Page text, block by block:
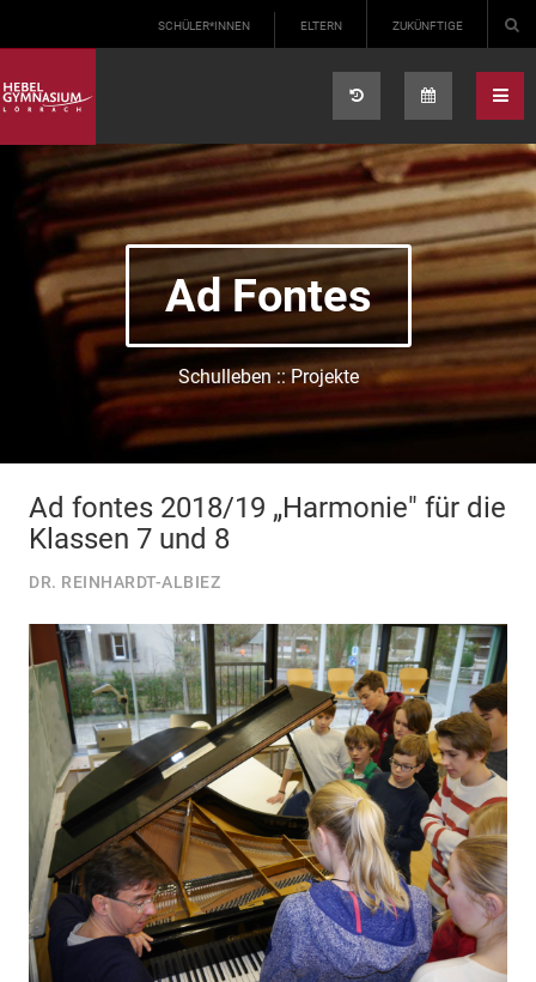
SCHÜLER*INNEN ELTERN ZUKÜNFTIGE
Ad Fontes
Schulleben :: Projekte
Ad fontes 2018/19 „Harmonie" für die
Klassen 7 und 8
DR. REINHARDT-ALBIEZ